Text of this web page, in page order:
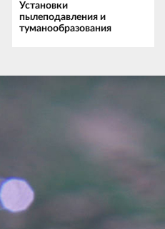
Установки
пылеподавления и
туманообразования